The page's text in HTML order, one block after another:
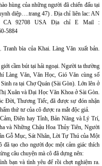
hùng của những người đã chiến đấu tại
diệp….trang 47) . Địa chỉ liên lac: AN
CA 92708 USA Địa chỉ E Mail :
5884
bìa của Khai. Làng Văn xuất bản.
cầm bút tại hải ngoại. Người ta thường
Làng Văn, Văn Học, Gió Văn cùng số
ra tại Chợ Quán (Sài Gòn). Lớn lên ở
Xuân và Đại Học Văn Khoa ở Sài Gòn.
Đời, Thương Tiếc, đã được sự đón nhận
thứ tư của cô được ra mắt độc giả.
Điên hay Tỉnh, Bản Năng và Lý Trí,
và Những Chậu Hoa Thủy Tiên, Người
Gỗ Mục, Sát Nhân, Lời Tự Thú của Một
tạo cho người đọc một cảm giác thích
câu chuyện mà cô đã dựng nên:
bạn và tình yêu để rồi chợt nghiệm ra.